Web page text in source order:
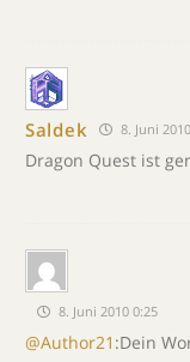
Saldek 8. Juni
Dragon Quest ist
8. Juni 2010 0:25
@Author21 :Dein